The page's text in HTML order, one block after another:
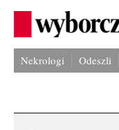
Nekrologi Odeszli